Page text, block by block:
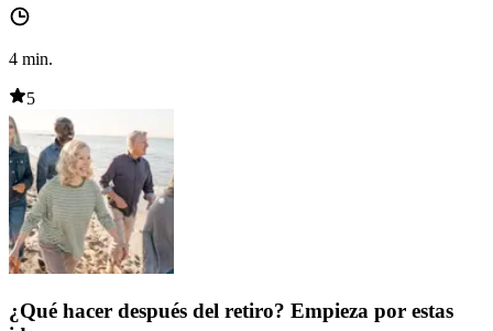
4 min.
5
¿Qué hacer después del retiro? Empieza por estas